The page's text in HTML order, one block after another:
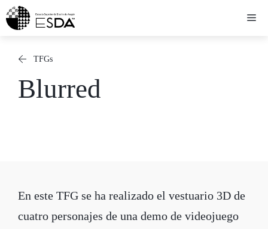
Saltar
TFGs
Blurred
En este TFG se ha realizado el vestuario 3D de
cuatro personajes de una demo de videojuego